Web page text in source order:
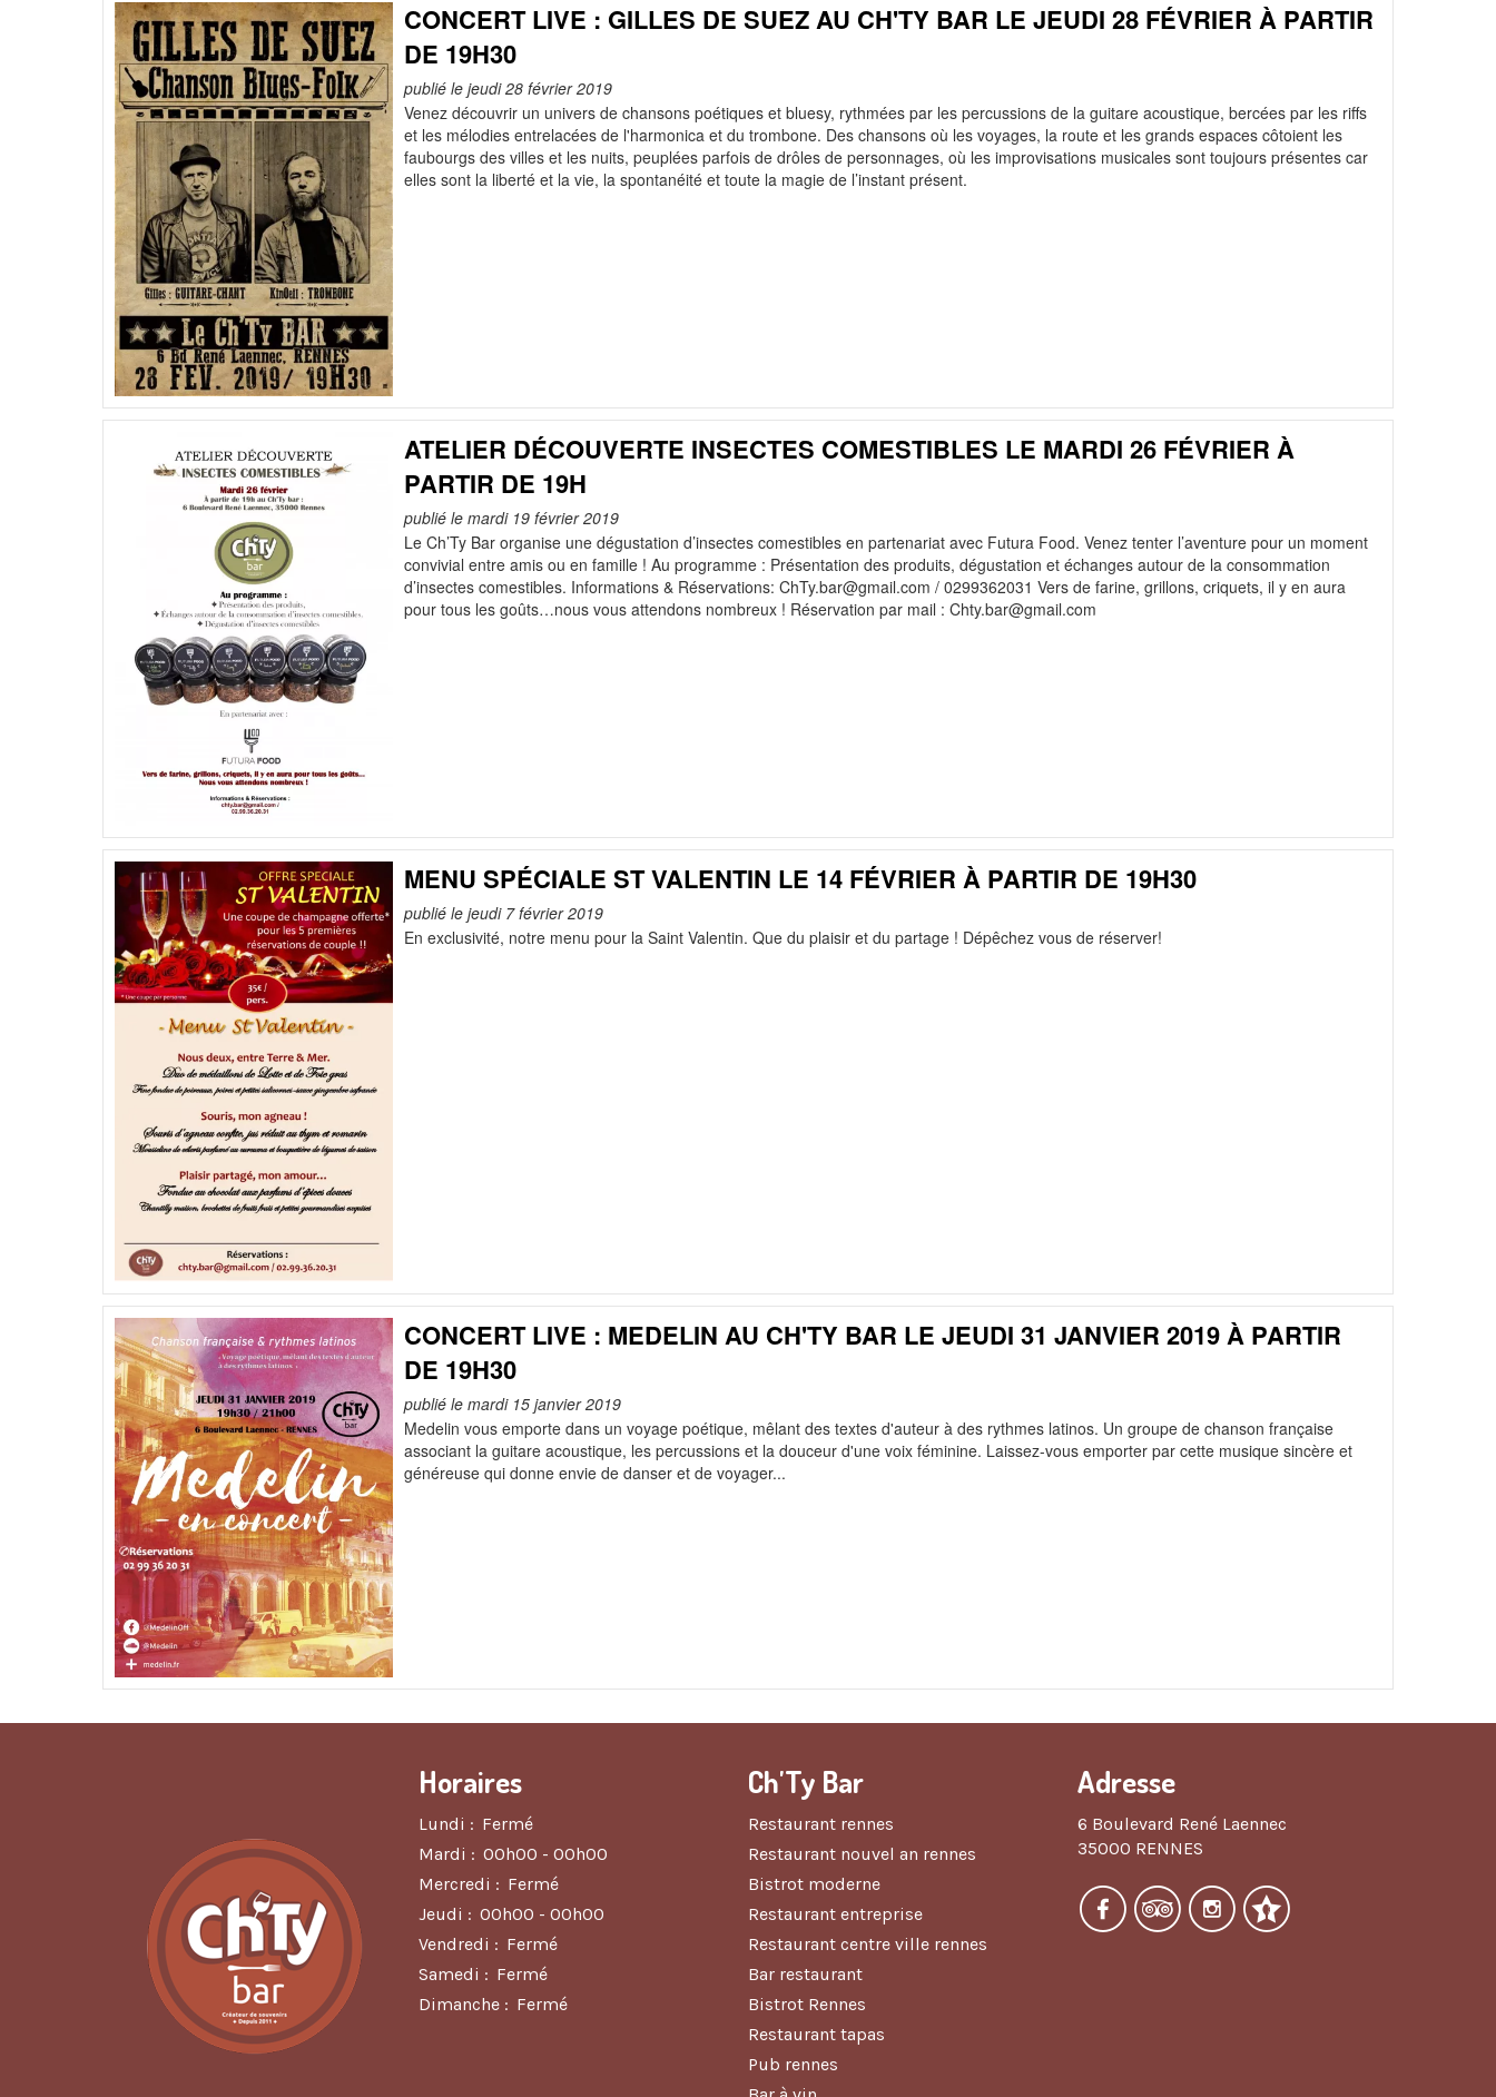
CONCERT LIVE : GILLES DE SUEZ AU CH'TY BAR LE JEUDI 28 FÉVRIER À PARTIR
DE 19H30
publié le jeudi 28 février 2019
Venez découvrir un univers de chansons poétiques et bluesy, rythmées par les percussions de la guitare acoustique, bercées par les riffs
et les mélodies entrelacées de l'harmonica et du trombone. Des chansons où les voyages, la route et les grands espaces côtoient les
faubourgs des villes et les nuits, peuplées parfois de drôles de personnages, où les improvisations musicales sont toujours présentes car
elles sont la liberté et la vie, la spontanéité et toute la magie de l’instant présent.
ATELIER DÉCOUVERTE INSECTES COMESTIBLES LE MARDI 26 FÉVRIER À
PARTIR DE 19H
publié le mardi 19 février 2019
Le Ch’Ty Bar organise une dégustation d’insectes comestibles en partenariat avec Futura Food. Venez tenter l’aventure pour un moment
convivial entre amis ou en famille ! Au programme : Présentation des produits, dégustation et échanges autour de la consommation
d’insectes comestibles. Informations & Réservations: ChTy.bar@gmail.com / 0299362031 Vers de farine, grillons, criquets, il y en aura
pour tous les goûts…nous vous attendons nombreux ! Réservation par mail : Chty.bar@gmail.com
MENU SPÉCIALE ST VALENTIN LE 14 FÉVRIER À PARTIR DE 19H30
publié le jeudi 7 février 2019
En exclusivité, notre menu pour la Saint Valentin. Que du plaisir et du partage ! Dépêchez vous de réserver!
CONCERT LIVE : MEDELIN AU CH'TY BAR LE JEUDI 31 JANVIER 2019 À PARTIR
DE 19H30
publié le mardi 15 janvier 2019
Medelin vous emporte dans un voyage poétique, mêlant des textes d'auteur à des rythmes latinos. Un groupe de chanson française
associant la guitare acoustique, les percussions et la douceur d'une voix féminine. Laissez-vous emporter par cette musique sincère et
généreuse qui donne envie de danser et de voyager...
Horaires
Lundi : Fermé
Mardi : 00h00 - 00h00
Mercredi : Fermé
Jeudi : 00h00 - 00h00
Vendredi : Fermé
Samedi : Fermé
Dimanche : Fermé
Ch'Ty Bar
Restaurant rennes
Restaurant nouvel an rennes
Bistrot moderne
Restaurant entreprise
Restaurant centre ville rennes
Bar restaurant
Bistrot Rennes
Restaurant tapas
Pub rennes
Adresse
6 Boulevard René Laennec
35000 RENNES